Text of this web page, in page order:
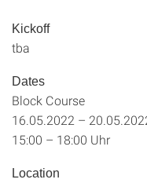
Kickoff
tba
Dates
Block Course
16.05.2022 –
15:00 – 18:00 Uhr
Location